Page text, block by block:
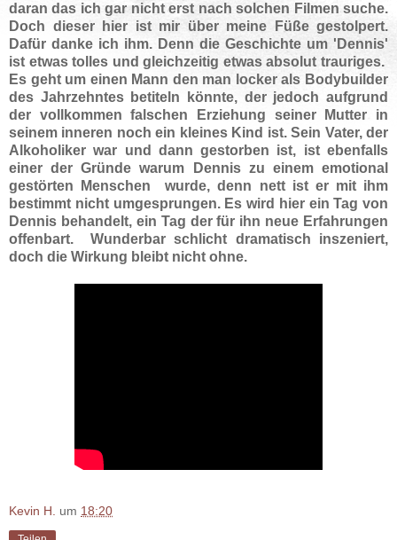
daran das ich gar nicht erst nach solchen Filmen suche.
Doch dieser hier ist mir über meine Füße gestolpert.
Dafür danke ich ihm. Denn die Geschichte um 'Dennis'
ist etwas tolles und gleichzeitig etwas absolut trauriges.
Es geht um einen Mann den man locker als Bodybuilder
des Jahrzehntes betiteln könnte, der jedoch aufgrund
der vollkommen falschen Erziehung seiner Mutter in
seinem inneren noch ein kleines Kind ist. Sein Vater, der
Alkoholiker war und dann gestorben ist, ist ebenfalls
einer der Gründe warum Dennis zu einem emotional
gestörten Menschen wurde, denn nett ist er mit ihm
bestimmt nicht umgesprungen. Es wird hier ein Tag von
Dennis behandelt, ein Tag der für ihn neue Erfahrungen
offenbart. Wunderbar schlicht dramatisch inszeniert,
doch die Wirkung bleibt nicht ohne.
Kevin H. um 18:20